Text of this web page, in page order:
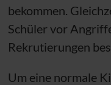
bekommen.
Schüler vor
Rekrutierungen
Um eine normale